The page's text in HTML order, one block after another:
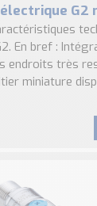
G2
En bref :
endroits très
miniature